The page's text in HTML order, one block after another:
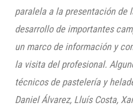
paralela a la presentación de
desarrollo de importantes
un marco de información y
la visita del profesional.
técnicos de pastelería y
Daniel Álvarez, Lluís Costa,